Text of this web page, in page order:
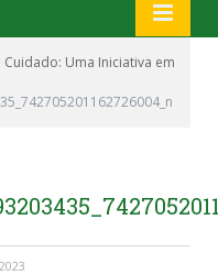
Uma Iniciativa em